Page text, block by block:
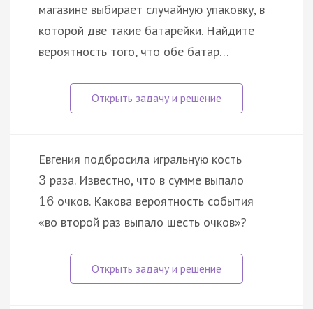
магазине выбирает случайную упаковку, в
которой две такие батарейки. Найдите
вероятность того, что обе батар…
Евгения подбросила игральную кость
3 раза. Известно, что в сумме выпало
16 очков. Какова вероятность события
«во второй раз выпало шесть очков»?